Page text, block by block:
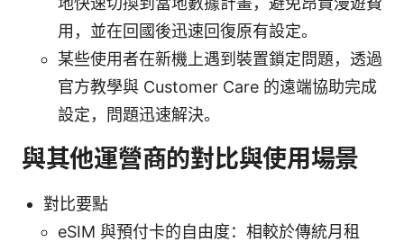
用，並在回國後迅速回復原有設定。
某些使用者在新機上遇到裝置鎖定問題，透過
官方教學與 Customer Care 的遠端協助完成
設定，問題迅速解決。
與其他運營商的對比與使用場景
對比要點
eSIM 與預付卡的自由度：相較於傳統月租